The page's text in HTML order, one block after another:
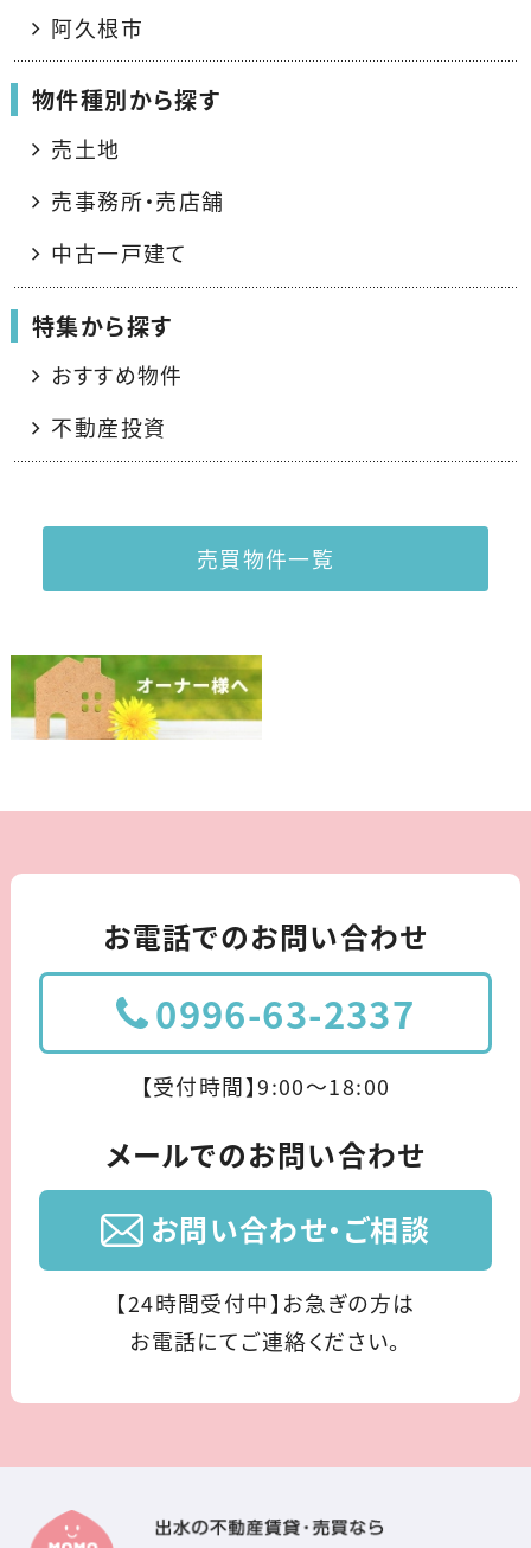
阿久根市
物件種別から探す
売土地
売事務所・売店舗
中古一戸建て
特集から探す
おすすめ物件
不動産投資
売買物件一覧
お電話でのお問い合わせ
0996-63-2337
【受付時間】9:00〜18:00
メールでのお問い合わせ
お問い合わせ・ご相談
【24時間受付中】お急ぎの方は
お電話にてご連絡ください。